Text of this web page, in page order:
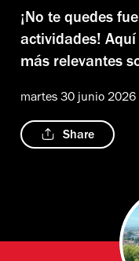
¡No te quedes
actividades!
más relevantes
martes 30 junio 2026
Share